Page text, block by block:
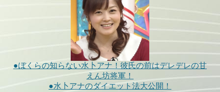
●ぼくらの知らない水卜アナ！彼氏の前はデレデレの甘
えん坊将軍！
●水卜アナのダイエット法大公開！